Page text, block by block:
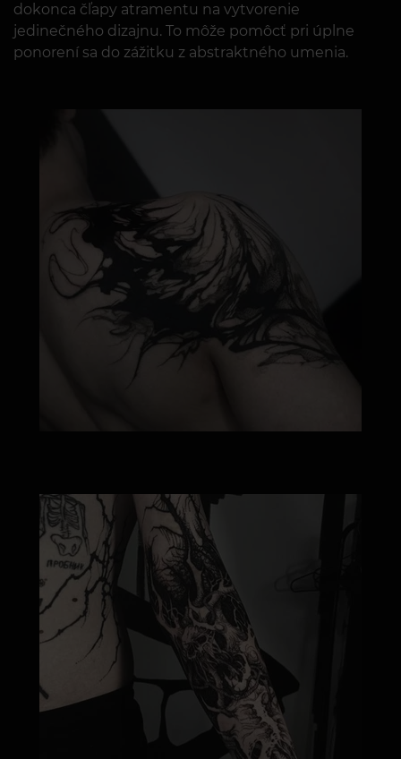
dokonca čľapy atramentu na vytvorenie
jedinečného dizajnu. To môže pomôcť pri úplne
ponorení sa do zážitku z abstraktného umenia.